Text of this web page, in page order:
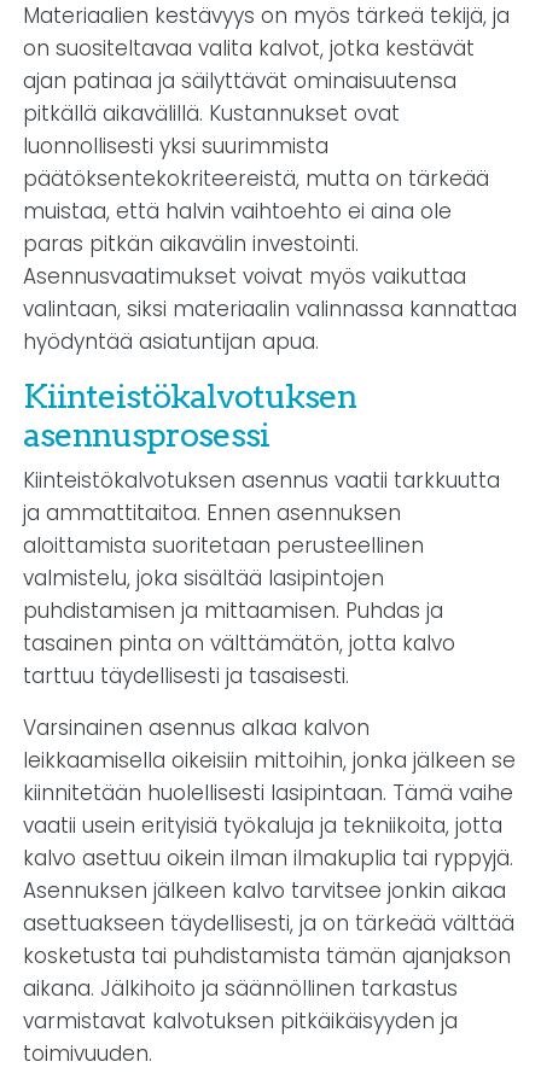
Materiaalien kestävyys on myös tärkeä tekijä, ja
on suositeltavaa valita kalvot, jotka kestävät
ajan patinaa ja säilyttävät ominaisuutensa
pitkällä aikavälillä. Kustannukset ovat
luonnollisesti yksi suurimmista
päätöksentekokriteereistä, mutta on tärkeää
muistaa, että halvin vaihtoehto ei aina ole
paras pitkän aikavälin investointi.
Asennusvaatimukset voivat myös vaikuttaa
valintaan, siksi materiaalin valinnassa kannattaa
hyödyntää asiatuntijan apua.
Kiinteistökalvotuksen
asennusprosessi
Kiinteistökalvotuksen asennus vaatii tarkkuutta
ja ammattitaitoa. Ennen asennuksen
aloittamista suoritetaan perusteellinen
valmistelu, joka sisältää lasipintojen
puhdistamisen ja mittaamisen. Puhdas ja
tasainen pinta on välttämätön, jotta kalvo
tarttuu täydellisesti ja tasaisesti.
Varsinainen asennus alkaa kalvon
leikkaamisella oikeisiin mittoihin, jonka jälkeen se
kiinnitetään huolellisesti lasipintaan. Tämä vaihe
vaatii usein erityisiä työkaluja ja tekniikoita, jotta
kalvo asettuu oikein ilman ilmakuplia tai ryppyjä.
Asennuksen jälkeen kalvo tarvitsee jonkin aikaa
asettuakseen täydellisesti, ja on tärkeää välttää
kosketusta tai puhdistamista tämän ajanjakson
aikana. Jälkihoito ja säännöllinen tarkastus
varmistavat kalvotuksen pitkäikäisyyden ja
toimivuuden.